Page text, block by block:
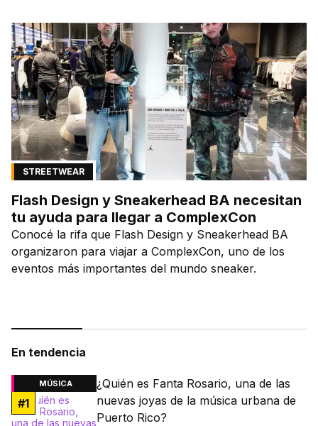
STREETWEAR
Flash Design y Sneakerhead BA necesitan
tu ayuda para llegar a ComplexCon
Conocé la rifa que Flash Design y Sneakerhead BA
organizaron para viajar a ComplexCon, uno de los
eventos más importantes del mundo sneaker.
En tendencia
MÚSICA
#1
¿Quién es Fanta Rosario, una de las
nuevas joyas de la música urbana de
Puerto Rico?